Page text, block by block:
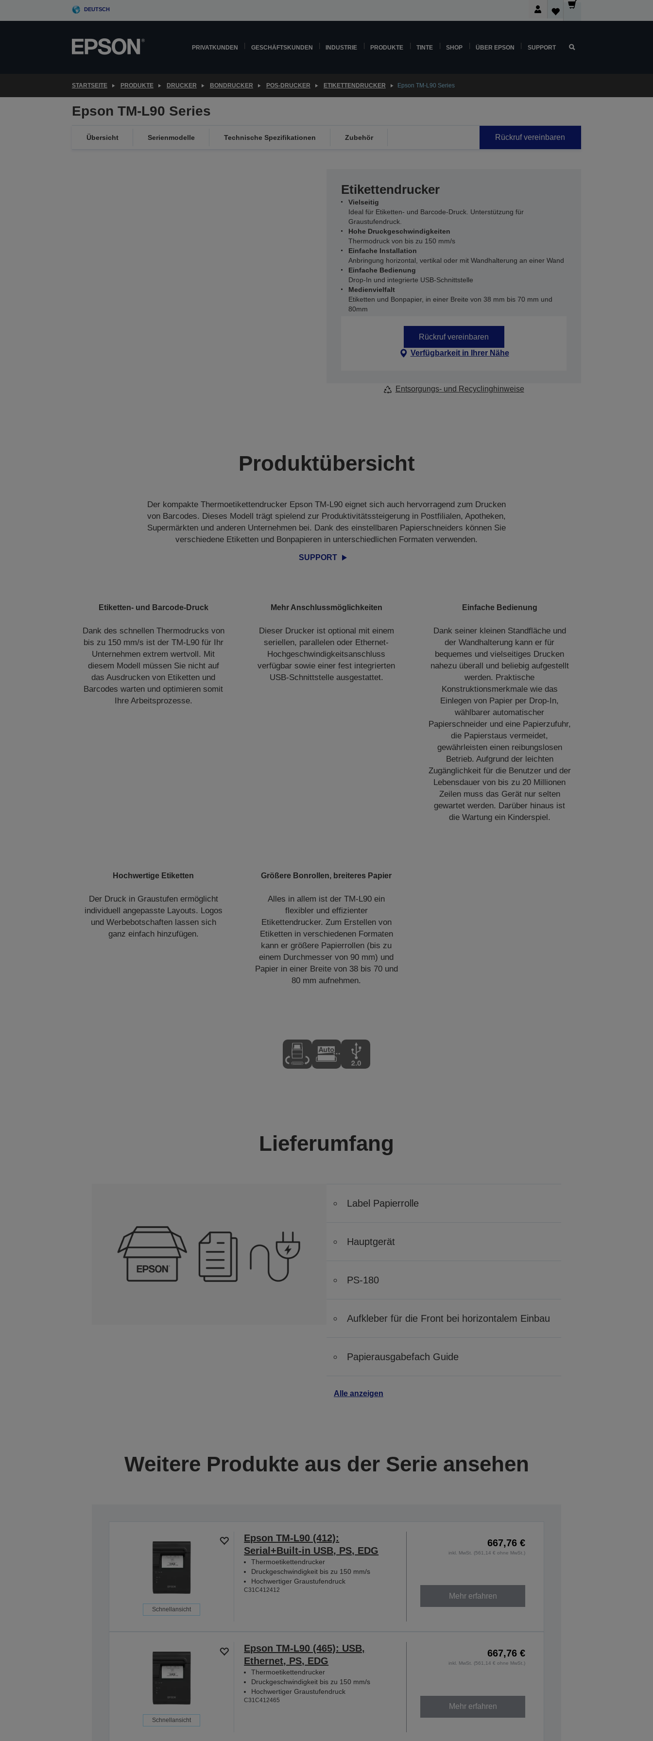
DEUTSCH
PRIVATKUNDEN GESCHÄFTSKUNDEN INDUSTRIE PRODUKTE TINTE SHOP ÜBER EPSON SUPPORT
STARTSEITE PRODUKTE DRUCKER BONDRUCKER POS-DRUCKER ETIKETTENDRUCKER Epson TM-L90 Series
Epson TM-L90 Series
Übersicht Serienmodelle Technische Spezifikationen Zubehör Rückruf vereinbaren
Etikettendrucker
Vielseitig
Ideal für Etiketten- und Barcode-Druck. Unterstützung für
Graustufendruck.
Hohe Druckgeschwindigkeiten
Thermodruck von bis zu 150 mm/s
Einfache Installation
Anbringung horizontal, vertikal oder mit Wandhalterung an einer Wand
Einfache Bedienung
Drop-In und integrierte USB-Schnittstelle
Medienvielfalt
Etiketten und Bonpapier, in einer Breite von 38 mm bis 70 mm und
80mm
Rückruf vereinbaren
Verfügbarkeit in Ihrer Nähe
Entsorgungs- und Recyclinghinweise
Produktübersicht
Der kompakte Thermoetikettendrucker Epson TM-L90 eignet sich auch hervorragend zum Drucken
von Barcodes. Dieses Modell trägt spielend zur Produktivitätssteigerung in Postfilialen, Apotheken,
Supermärkten und anderen Unternehmen bei. Dank des einstellbaren Papierschneiders können Sie
verschiedene Etiketten und Bonpapieren in unterschiedlichen Formaten verwenden.
SUPPORT
Etiketten- und Barcode-Druck
Dank des schnellen Thermodrucks von
bis zu 150 mm/s ist der TM-L90 für Ihr
Unternehmen extrem wertvoll. Mit
diesem Modell müssen Sie nicht auf
das Ausdrucken von Etiketten und
Barcodes warten und optimieren somit
Ihre Arbeitsprozesse.
Mehr Anschlussmöglichkeiten
Dieser Drucker ist optional mit einem
seriellen, parallelen oder Ethernet-
Hochgeschwindigkeitsanschluss
verfügbar sowie einer fest integrierten
USB-Schnittstelle ausgestattet.
Einfache Bedienung
Dank seiner kleinen Standfläche und
der Wandhalterung kann er für
bequemes und vielseitiges Drucken
nahezu überall und beliebig aufgestellt
werden. Praktische
Konstruktionsmerkmale wie das
Einlegen von Papier per Drop-In,
wählbarer automatischer
Papierschneider und eine Papierzufuhr,
die Papierstaus vermeidet,
gewährleisten einen reibungslosen
Betrieb. Aufgrund der leichten
Zugänglichkeit für die Benutzer und der
Lebensdauer von bis zu 20 Millionen
Zeilen muss das Gerät nur selten
gewartet werden. Darüber hinaus ist
die Wartung ein Kinderspiel.
Hochwertige Etiketten
Der Druck in Graustufen ermöglicht
individuell angepasste Layouts. Logos
und Werbebotschaften lassen sich
ganz einfach hinzufügen.
Größere Bonrollen, breiteres Papier
Alles in allem ist der TM-L90 ein
flexibler und effizienter
Etikettendrucker. Zum Erstellen von
Etiketten in verschiedenen Formaten
kann er größere Papierrollen (bis zu
einem Durchmesser von 90 mm) und
Papier in einer Breite von 38 bis 70 und
80 mm aufnehmen.
Lieferumfang
Label Papierrolle
Hauptgerät
PS-180
Aufkleber für die Front bei horizontalem Einbau
Papierausgabefach Guide
Alle anzeigen
Weitere Produkte aus der Serie ansehen
Schnellansicht
Epson TM-L90 (412):
Serial+Built-in USB, PS, EDG
Thermoetikettendrucker
Druckgeschwindigkeit bis zu 150 mm/s
Hochwertiger Graustufendruck
C31C412412
667,76 €
inkl. MwSt. (561,14 € ohne MwSt.)
Mehr erfahren
Schnellansicht
Epson TM-L90 (465): USB,
Ethernet, PS, EDG
Thermoetikettendrucker
Druckgeschwindigkeit bis zu 150 mm/s
Hochwertiger Graustufendruck
C31C412465
667,76 €
inkl. MwSt. (561,14 € ohne MwSt.)
Mehr erfahren